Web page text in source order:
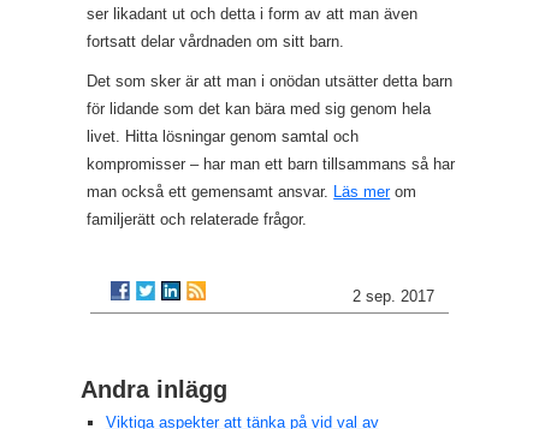
ser likadant ut och detta i form av att man även
fortsatt delar vårdnaden om sitt barn.
Det som sker är att man i onödan utsätter detta barn
för lidande som det kan bära med sig genom hela
livet. Hitta lösningar genom samtal och
kompromisser – har man ett barn tillsammans så har
man också ett gemensamt ansvar. Läs merom
familjerätt och relaterade frågor.
2 sep. 2017
Andra inlägg
Viktiga aspekter att tänka på vid val av